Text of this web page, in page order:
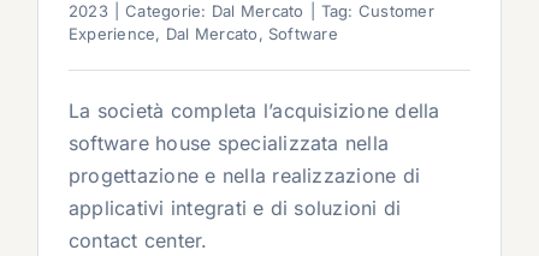
2023
Categorie: Dal Mercato Tag: Customer
Experience, Dal Mercato, Software
La società completa l’acquisizione della
software house specializzata nella
progettazione e nella realizzazione di
applicativi integrati e di soluzioni di
contact center.